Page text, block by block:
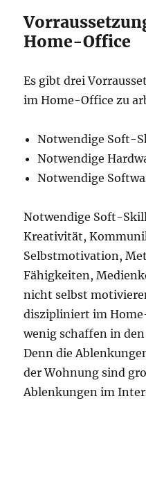
Home-Office
Es gibt drei
im Home-Office zu
Notwendige Soft-
Notwendige
Notwendige
Notwendige Soft-
Kreativität,
Selbstmotivation,
Fähigkeiten,
nicht selbst
diszipliniert im
wenig schaffen in
Denn die
der Wohnung sind
Ablenkungen im